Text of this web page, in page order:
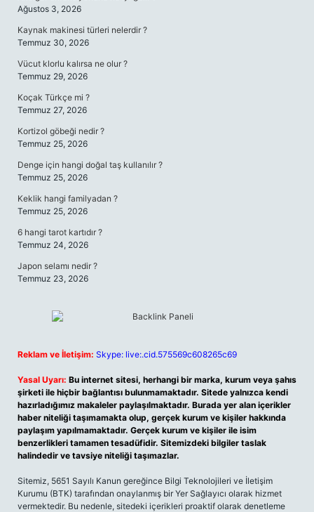
Ağustos 3, 2026
Kaynak makinesi türleri nelerdir ?
Temmuz 30, 2026
Vücut klorlu kalırsa ne olur ?
Temmuz 29, 2026
Koçak Türkçe mi ?
Temmuz 27, 2026
Kortizol göbeği nedir ?
Temmuz 25, 2026
Denge için hangi doğal taş kullanılır ?
Temmuz 25, 2026
Keklik hangi familyadan ?
Temmuz 25, 2026
6 hangi tarot kartıdır ?
Temmuz 24, 2026
Japon selamı nedir ?
Temmuz 23, 2026
Reklam ve İletişim: Skype: live:.cid.575569c608265c69
Yasal Uyarı: Bu internet sitesi, herhangi bir marka, kurum veya şahıs
şirketi ile hiçbir bağlantısı bulunmamaktadır. Sitede yalnızca kendi
hazırladığımız makaleler paylaşılmaktadır. Burada yer alan içerikler
haber niteliği taşımamakta olup, gerçek kurum ve kişiler hakkında
paylaşım yapılmamaktadır. Gerçek kurum ve kişiler ile isim
benzerlikleri tamamen tesadüfidir. Sitemizdeki bilgiler taslak
halindedir ve tavsiye niteliği taşımazlar.
Sitemiz, 5651 Sayılı Kanun gereğince Bilgi Teknolojileri ve İletişim
Kurumu (BTK) tarafından onaylanmış bir Yer Sağlayıcı olarak hizmet
vermektedir. Bu nedenle, sitedeki içerikleri proaktif olarak denetleme